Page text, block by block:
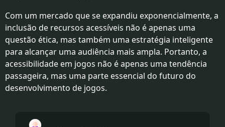
Com um mercado que se expandiu exponencialmente, a
inclusão de recursos acessíveis não é apenas uma
questão ética, mas também uma estratégia inteligente
para alcançar uma audiência mais ampla. Portanto, a
acessibilidade em jogos não é apenas uma tendência
passageira, mas uma parte essencial do futuro do
desenvolvimento de jogos.